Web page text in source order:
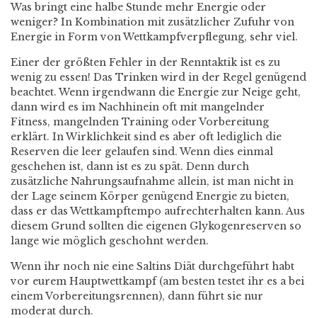
Was bringt eine halbe Stunde mehr Energie oder
weniger? In Kombination mit zusätzlicher Zufuhr von
Energie in Form von Wettkampfverpflegung, sehr viel.
Einer der größten Fehler in der Renntaktik ist es zu
wenig zu essen! Das Trinken wird in der Regel genügend
beachtet. Wenn irgendwann die Energie zur Neige geht,
dann wird es im Nachhinein oft mit mangelnder
Fitness, mangelnden Training oder Vorbereitung
erklärt. In Wirklichkeit sind es aber oft lediglich die
Reserven die leer gelaufen sind. Wenn dies einmal
geschehen ist, dann ist es zu spät. Denn durch
zusätzliche Nahrungsaufnahme allein, ist man nicht in
der Lage seinem Körper genügend Energie zu bieten,
dass er das Wettkampftempo aufrechterhalten kann. Aus
diesem Grund sollten die eigenen Glykogenreserven so
lange wie möglich geschohnt werden.
Wenn ihr noch nie eine Saltins Diät durchgeführt habt
vor eurem Hauptwettkampf (am besten testet ihr es a bei
einem Vorbereitungsrennen), dann führt sie nur
moderat durch.